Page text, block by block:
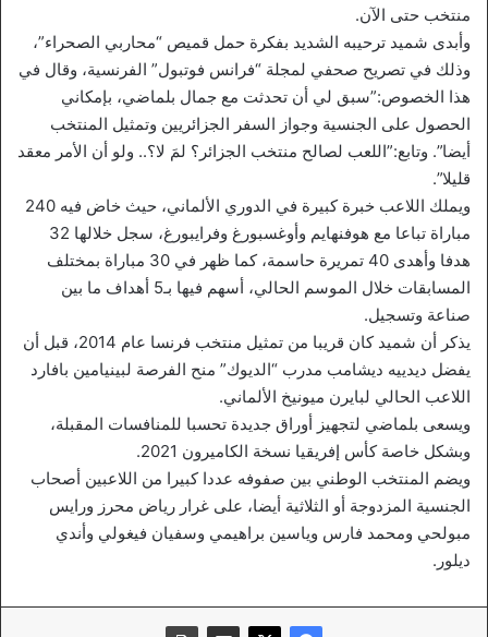
منتخب حتى الآن.
وأبدى شميد ترحيبه الشديد بفكرة حمل قميص “محاربي الصحراء”،
وذلك في تصريح صحفي لمجلة “فرانس فوتبول” الفرنسية، وقال في
هذا الخصوص:”سبق لي أن تحدثت مع جمال بلماضي، بإمكاني
الحصول على الجنسية وجواز السفر الجزائريين وتمثيل المنتخب
أيضا”. وتابع:”اللعب لصالح منتخب الجزائر؟ لمَ لا؟.. ولو أن الأمر معقد
قليلا”.
ويملك اللاعب خبرة كبيرة في الدوري الألماني، حيث خاض فيه 240
مباراة تباعا مع هوفنهايم وأوغسبورغ وفرايبورغ، سجل خلالها 32
هدفا وأهدى 40 تمريرة حاسمة، كما ظهر في 30 مباراة بمختلف
المسابقات خلال الموسم الحالي، أسهم فيها بـ5 أهداف ما بين
صناعة وتسجيل.
يذكر أن شميد كان قريبا من تمثيل منتخب فرنسا عام 2014، قبل أن
يفضل ديدييه ديشامب مدرب “الديوك” منح الفرصة لبينيامين بافارد
اللاعب الحالي لبايرن ميونيخ الألماني.
ويسعى بلماضي لتجهيز أوراق جديدة تحسبا للمنافسات المقبلة،
وبشكل خاصة كأس إفريقيا نسخة الكاميرون 2021.
ويضم المنتخب الوطني بين صفوفه عددا كبيرا من اللاعبين أصحاب
الجنسية المزدوجة أو الثلاثية أيضا، على غرار رياض محرز ورايس
مبولحي ومحمد فارس وياسين براهيمي وسفيان فيغولي وأندي
ديلور.